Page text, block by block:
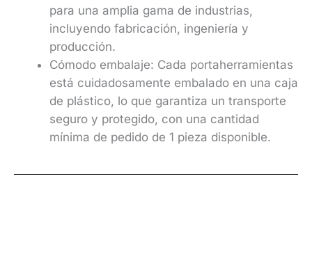
para una amplia gama de industrias,
incluyendo fabricación, ingeniería y
producción.
Cómodo embalaje: Cada portaherramientas
está cuidadosamente embalado en una caja
de plástico, lo que garantiza un transporte
seguro y protegido, con una cantidad
mínima de pedido de 1 pieza disponible.